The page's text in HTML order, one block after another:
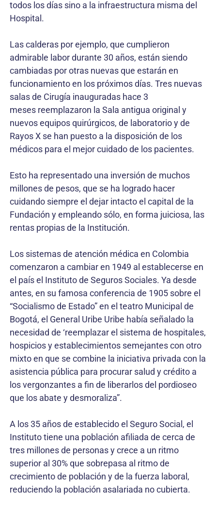
todos los días sino a la infraestructura misma del
Hospital.
Las calderas por ejemplo, que cumplieron
admirable labor durante 30 años, están siendo
cambiadas por otras nuevas que estarán en
funcionamiento en los próximos días. Tres nuevas
salas de Cirugía inauguradas hace 3
meses reemplazaron la Sala antigua original y
nuevos equipos quirúrgicos, de laboratorio y de
Rayos X se han puesto a la disposición de los
médicos para el mejor cuidado de los pacientes.
Esto ha representado una inversión de muchos
millones de pesos, que se ha logrado hacer
cuidando siempre el dejar intacto el capital de la
Fundación y empleando sólo, en forma juiciosa, las
rentas propias de la Institución.
Los sistemas de atención médica en Colombia
comenzaron a cambiar en 1949 al establecerse en
el país el Instituto de Seguros Sociales. Ya desde
antes, en su famosa conferencia de 1905 sobre el
“Socialismo de Estado” en el teatro Municipal de
Bogotá, el General Uribe Uribe había señalado la
necesidad de ‘reemplazar el sistema de hospitales,
hospicios y establecimientos semejantes con otro
mixto en que se combine la iniciativa privada con la
asistencia pública para procurar salud y crédito a
los vergonzantes a fin de liberarlos del pordioseo
que los abate y desmoraliza”.
A los 35 años de establecido el Seguro Social, el
Instituto tiene una población afiliada de cerca de
tres millones de personas y crece a un ritmo
superior al 30% que sobrepasa al ritmo de
crecimiento de población y de la fuerza laboral,
reduciendo la población asalariada no cubierta.